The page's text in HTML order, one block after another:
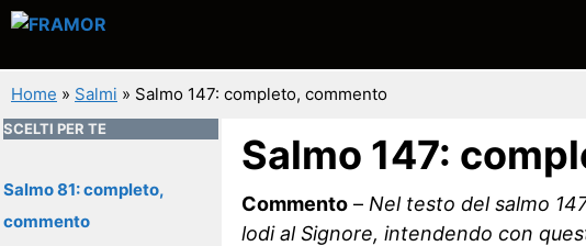
Vai
contenuto
Home » Salmi » Salmo 147: completo, commento
Salmo 147:
Commento– Nel testo del salmo
lodi al Signore, intendendo con
SCELTI PER TE
Salmo 81: completo,
commento